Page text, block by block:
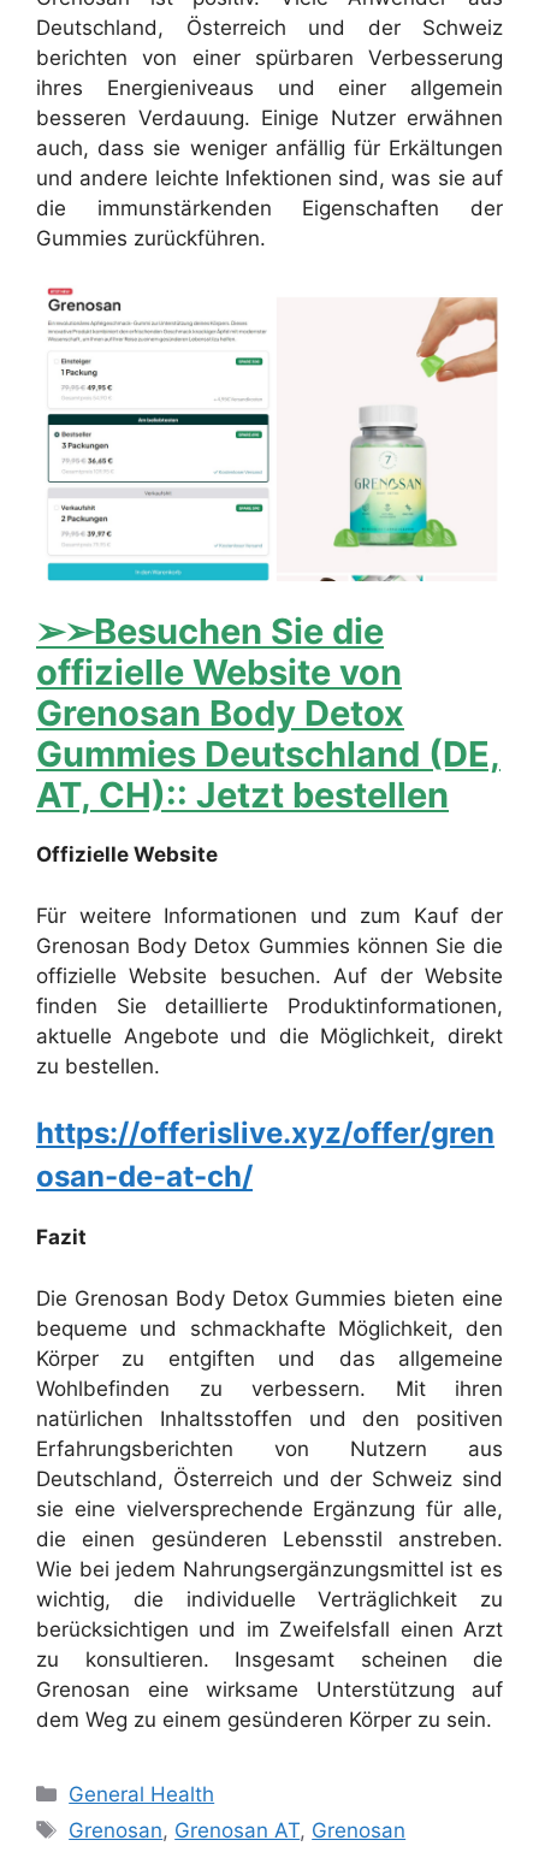
Deutschland, Österreich und der Schweiz
berichten von einer spürbaren Verbesserung
ihres Energieniveaus und einer allgemein
besseren Verdauung. Einige Nutzer erwähnen
auch, dass sie weniger anfällig für Erkältungen
und andere leichte Infektionen sind, was sie auf
die immunstärkenden Eigenschaften der
Gummies zurückführen.
➢➢Besuchen Sie die
offizielle Website von
Grenosan Body Detox
Gummies Deutschland (DE,
AT, CH):: Jetzt bestellen
Offizielle Website
Für weitere Informationen und zum Kauf der
Grenosan Body Detox Gummies können Sie die
offizielle Website besuchen. Auf der Website
finden Sie detaillierte Produktinformationen,
aktuelle Angebote und die Möglichkeit, direkt
zu bestellen.
https://offerislive.xyz/offer/gren
osan-de-at-ch/
Fazit
Die Grenosan Body Detox Gummies bieten eine
bequeme und schmackhafte Möglichkeit, den
Körper zu entgiften und das allgemeine
Wohlbefinden zu verbessern. Mit ihren
natürlichen Inhaltsstoffen und den positiven
Erfahrungsberichten von Nutzern aus
Deutschland, Österreich und der Schweiz sind
sie eine vielversprechende Ergänzung für alle,
die einen gesünderen Lebensstil anstreben.
Wie bei jedem Nahrungsergänzungsmittel ist es
wichtig, die individuelle Verträglichkeit zu
berücksichtigen und im Zweifelsfall einen Arzt
zu konsultieren. Insgesamt scheinen die
Grenosan eine wirksame Unterstützung auf
dem Weg zu einem gesünderen Körper zu sein.
Categories
General Health
Tags
Grenosan, Grenosan AT, Grenosan